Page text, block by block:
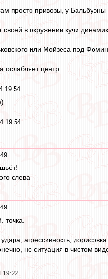
просто привозы, у Бальбуэны
своей в окружении кучи
или Мойзеса под
ослабляет центр
19:54
19:54
слева.
точка.
агрессивность,
но ситуация в чистом
19:22